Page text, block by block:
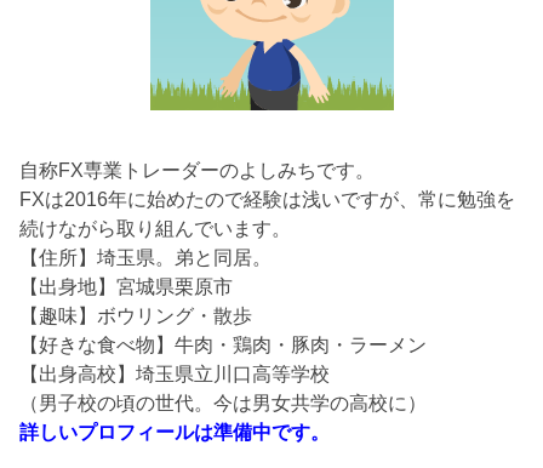
自称FX専業トレーダーのよしみちです。
FXは2016年に始めたので経験は浅いですが、常に勉強を
続けながら取り組んでいます。
【住所】埼玉県。弟と同居。
【出身地】宮城県栗原市
【趣味】ボウリング・散歩
【好きな食べ物】牛肉・鶏肉・豚肉・ラーメン
【出身高校】埼玉県立川口高等学校
（男子校の頃の世代。今は男女共学の高校に）
詳しいプロフィールは準備中です。